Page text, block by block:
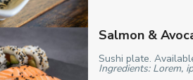
Salmon &
Sushi plate.
Ingredients: Lorem,